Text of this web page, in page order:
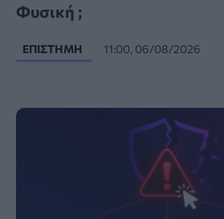
Φυσική ;
ΕΠΙΣΤΉΜΗ 11:00, 06/08/2026